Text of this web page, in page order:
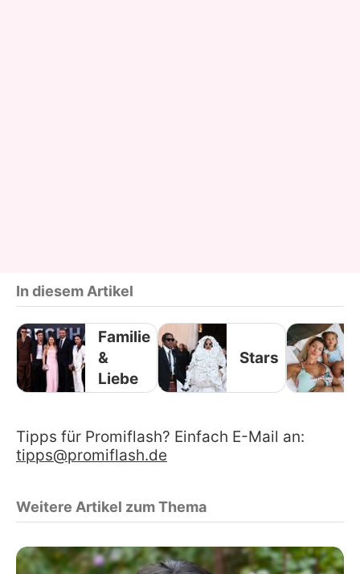
In diesem Artikel
Familie
&
Liebe
Stars
Tipps für Promiflash? Einfach E-Mail an:
tipps@promiflash.de
Weitere Artikel zum Thema